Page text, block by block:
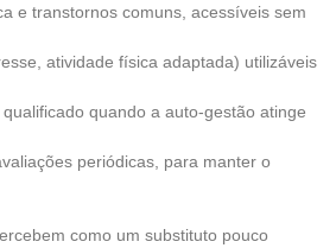
e transtornos comuns, acessíveis sem
atividade física adaptada) utilizáveis
quando a auto-gestão atinge
periódicas, para manter o
como um substituto pouco